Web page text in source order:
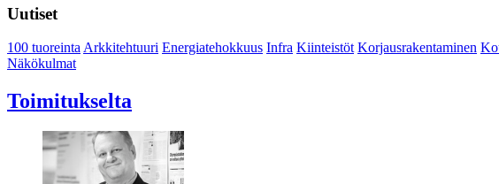
Uutiset
100 tuoreintaArkkitehtuuri Energiatehokkuus Infra Kiinteistöt Korjausrakentaminen
Näkökulmat
Toimitukselta